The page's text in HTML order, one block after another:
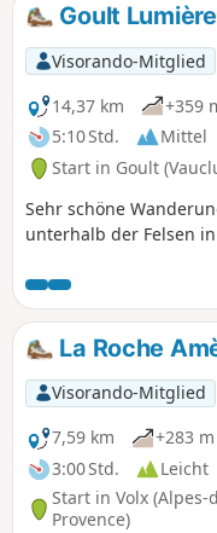
Goult Lumière
Visorando-Mitglied
14,37 km
+359
5:10 Std.
Mittel
Start in Goult
Sehr schöne
unterhalb der Felsen
La Roche
Visorando-Mitglied
7,59 km
+283 m
3:00 Std.
Leicht
Start in Volx (Alpes-
Provence)